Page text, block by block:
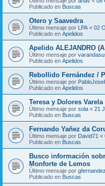
Publicado en Buscas
Otero y Saavedra
Último mensaje por LPA « 02
Publicado en Apelidos
Apelido ALEJANDRO
Último mensaje por
Publicado en Apelidos
Rebollido Fernández /
Último mensaje por
Publicado en Apelidos
Teresa y Dolores
Último mensaje por sola « 21
Publicado en Buscas
Fernando Yañez da
Último mensaje por David71 «
Publicado en Buscas
Busco información
Monforte de Lemos
Último mensaje por gfernandez
Publicado en Buscas